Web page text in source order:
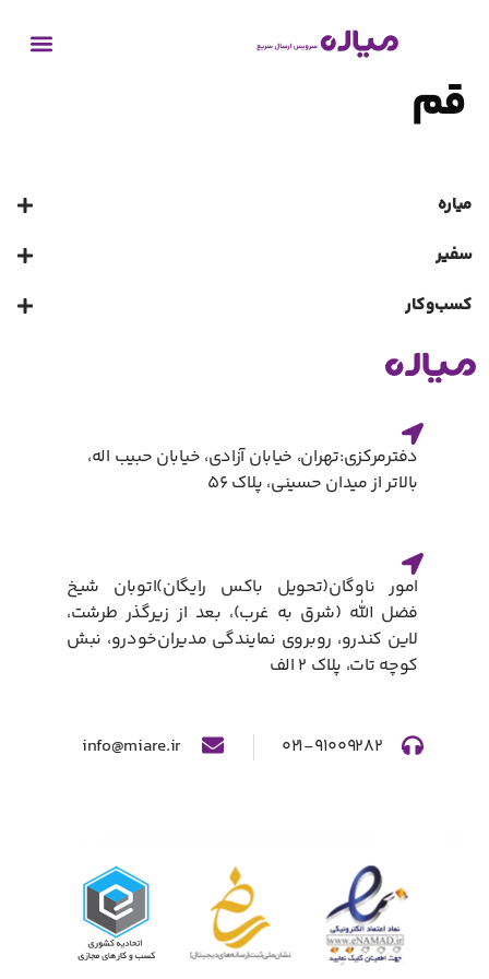
قم
میاره
سفیر
کسب‌و‌کار
دفترمرکزی:تهران، خیابان آزادی، خیابان حبیب اله،
بالاتر از میدان حسینی، پلاک ۵۶
امور ناوگان(تحویل باکس رایگان)​اتوبان شیخ
فضل الله (شرق به غرب)، بعد از زیرگذر طرشت،
لاین کندرو، روبروی نمایندگی مدیران‌خودرو، نبش
کوچه تات، پلاک ۲ الف​
۰۲۱-۹۱۰۰۹۲۸۲ info@miare.ir